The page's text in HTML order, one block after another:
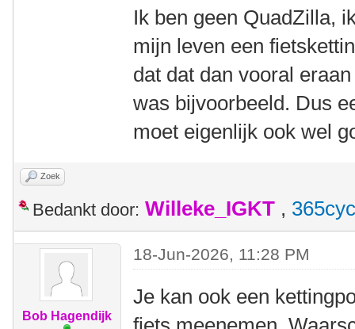
Ik ben geen QuadZilla,
mijn leven een
dat dat dan vooral
was bijvoorbeeld. Dus
moet eigenlijk ook wel
Zoek
Bedankt door: Willeke_IGKT ,
Bob Hagendijk
18-Jun-2026, 11:28 PM
Je kan ook een